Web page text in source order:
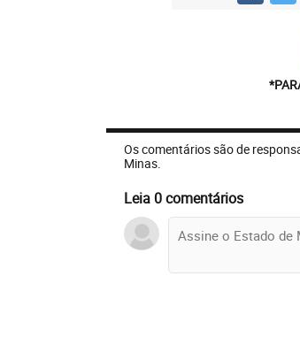
Os comentários são de
Minas.
Leia 0 comentários